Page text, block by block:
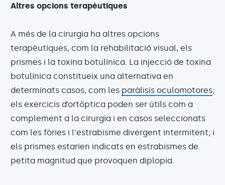
Altres opcions terapèutiques
A més de la cirurgia ha altres opcions
terapèutiques, com la rehabilitació visual, els
prismes i la toxina botulínica. La injecció de toxina
botulínica constitueix una alternativa en
determinats casos, com les paràlisis oculomotores;
els exercicis d’ortòptica poden ser útils com a
complement a la cirurgia i en casos seleccionats
com les fòries i l'estrabisme divergent intermitent; i
els prismes estarien indicats en estrabismes de
petita magnitud que provoquen diplopia.